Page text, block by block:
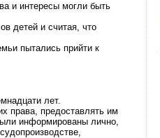
и интересы могли быть
детей и считая, что
пытались прийти к
лет.
права, предоставлять им
информированы лично,